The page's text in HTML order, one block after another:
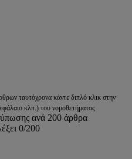
ταυτόχρονα κάντε διπλό κλικ στην
κλπ.) του νομοθετήματος
ανά 200 άρθρα
0/200